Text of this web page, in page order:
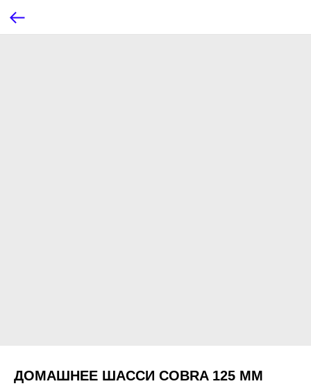
ДОМАШНЕЕ ШАССИ COBRA 125 ММ